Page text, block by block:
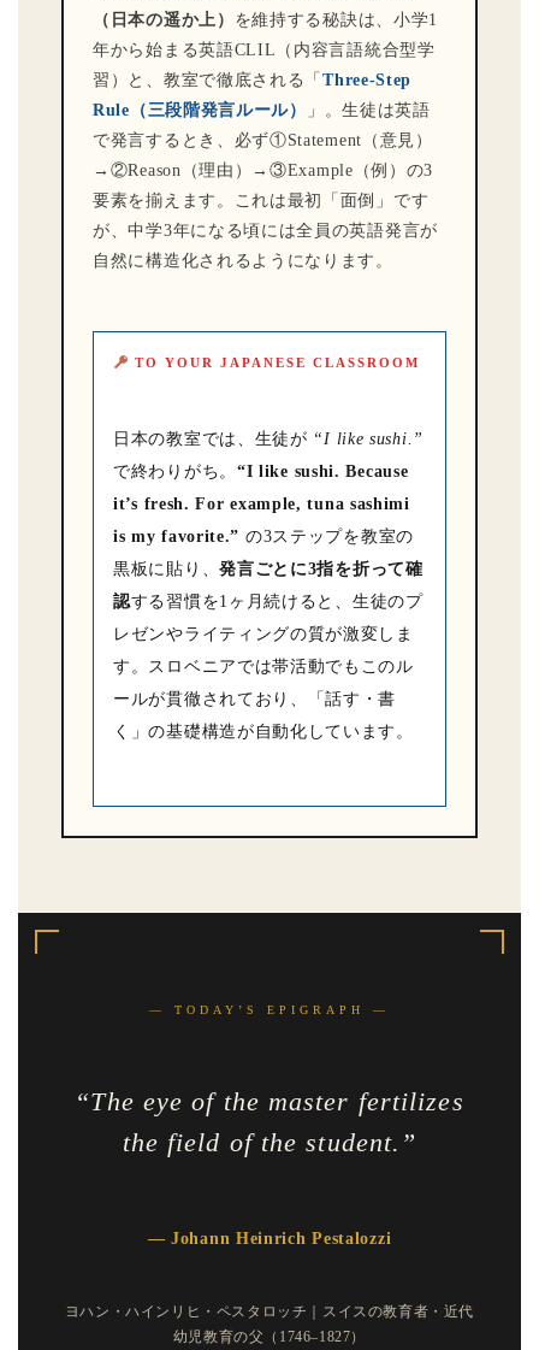
（日本の遥か上） を維持する秘訣は、小学1
年から始まる英語CLIL（内容言語統合型学
習）と、教室で徹底される「Three-Step
Rule（三段階発言ルール）
」。生徒は英語
で発言するとき、必ず①Statement（意見）
→②Reason（理由）→③Example（例）の3
要素を揃えます。これは最初「面倒」です
が、中学3年になる頃には全員の英語発言が
自然に構造化されるようになります。
TO YOUR JAPANESE CLASSROOM
日本の教室では、生徒が “I like sushi.”
で終わりがち。 “I like sushi. Because
it’s fresh. For example, tuna sashimi
is my favorite.” の3ステップを教室の
黒板に貼り、発言ごとに3指を折って確
認する習慣を1ヶ月続けると、生徒のプ
レゼンやライティングの質が激変しま
す。スロベニアでは帯活動でもこのル
ールが貫徹されており、「話す・書
く」の基礎構造が自動化しています。
— TODAY’S EPIGRAPH —
“The eye of the master fertilizes
the field of the student.”
— Johann Heinrich Pestalozzi
ヨハン・ハインリヒ・ペスタロッチ｜スイスの教育者・近代
幼児教育の父（1746–1827）